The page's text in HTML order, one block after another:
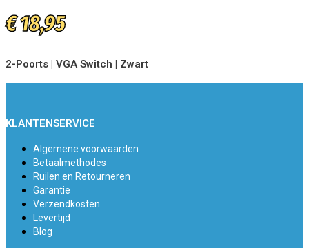
€18,95
2-Poorts | VGA Switch | Zwart
KLANTENSERVICE
Algemene voorwaarden
Betaalmethodes
Ruilen en Retourneren
Garantie
Verzendkosten
Levertijd
Blog